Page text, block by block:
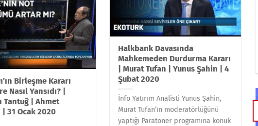
Halkbank Davasında
Mahkemeden Durdurma Kararı
| Murat Tufan | Yunus Şahin | 4
Şubat 2020
İnfo Yatırım Analisti Yunus Şahin,
Murat Tufan’ın moderatörlüğünü
yaptığı Paratoner programına konuk
Birleşme Kararı
Nasıl Yansıdı? |
Tantuğ | Ahmet
31 Ocak 2020